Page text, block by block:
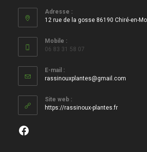
Adresse :
12 rue de la gosse 86190 Chiré-en-
Mobile :
06 83 31 58 07
E-mail :
rassinouxplantes@gmail.com
Site web :
https://rassinoux-plantes.fr